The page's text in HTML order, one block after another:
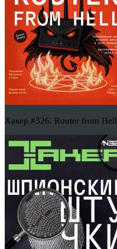
Хакер #326. Router from Hell